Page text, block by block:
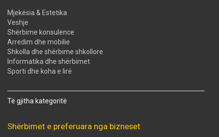
Mjekësia & Estetika
Veshje
Shërbime konsulence
Arredim dhe mobilie
Shkolla dhe shërbime shkollore
Informatika dhe shërbimet
Sporti dhe koha e lirë
Të gjitha kategoritë
Shërbimet e preferuara nga bizneset